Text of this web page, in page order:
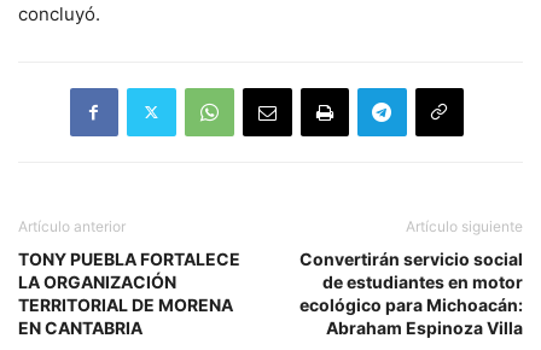
concluyó.
Artículo anterior
TONY PUEBLA FORTALECE
LA ORGANIZACIÓN
TERRITORIAL DE MORENA
EN CANTABRIA
Artículo siguiente
Convertirán servicio social
de estudiantes en motor
ecológico para Michoacán:
Abraham Espinoza Villa